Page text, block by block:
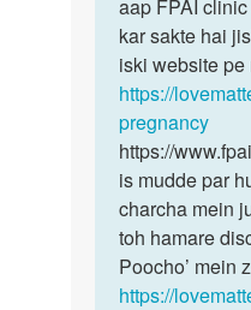
Ajay
Kumar
Ram
aap FPAI
kar sakte hai
iski website
https://
pregnancy
https://
is mudde par
charcha mein
toh hamare
Poocho’ mein
https://